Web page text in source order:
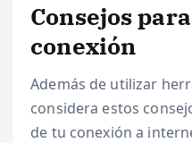
Consejos
conexión
Además de utilizar
considera estos
de tu conexión a